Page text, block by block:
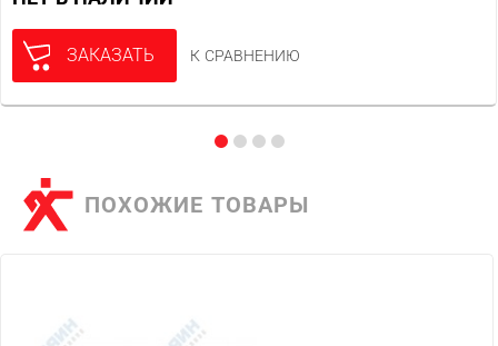
ЗАКАЗАТЬ К СРАВНЕНИЮ
ПОХОЖИЕ ТОВАРЫ